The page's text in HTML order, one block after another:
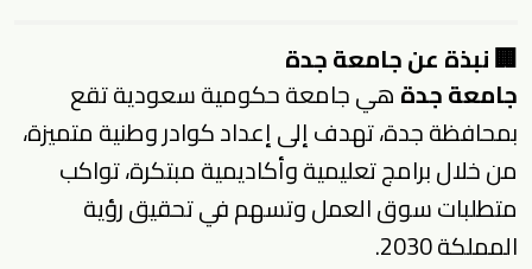
🏢 نبذة عن جامعة جدة
جامعة جدةهي جامعة حكومية سعودية تقع
بمحافظة جدة، تهدف إلى إعداد كوادر وطنية متميزة،
من خلال برامج تعليمية وأكاديمية مبتكرة، تواكب
متطلبات سوق العمل وتسهم في تحقيق رؤية
المملكة 2030.